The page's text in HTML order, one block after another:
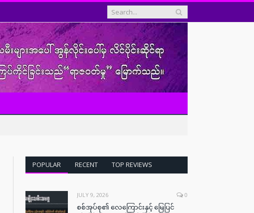
POPULAR RECENT TOP REVIEWS
JULY 9, 2026 0
စစ်အုပ်စု၏ လေကြောင်းနှင့် မြေပြင်